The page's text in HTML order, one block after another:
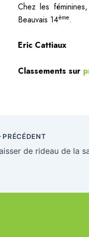
Chez les
Beauvais 14ème.
Eric Cattiaux
Classements sur
PRÉCÉDENT